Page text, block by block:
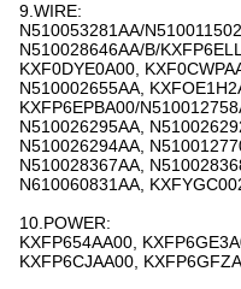
9.WIRE:
N510053281AA/
N510028646AA/B/
KXF0DYE0A00,
N510002655AA,
KXFP6EPBA00/
N510026295AA,
N510026294AA,
N510028367AA,
N610060831AA,
10.POWER:
KXFP654AA00,
KXFP6CJAA00,